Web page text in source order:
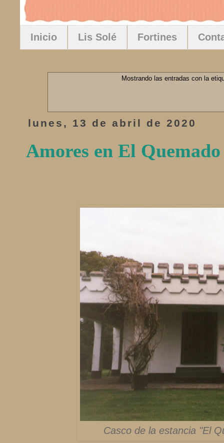
Inicio Lis Solé Fortines
Mostrando las entradas con la
lunes, 13 de abril de 2020
Amores en El Quemado
Casco de la estancia "El